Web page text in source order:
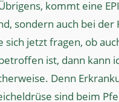
kommt eine
sondern auch bei der
sich jetzt fragen, ob
ist, dann kann
Denn
sind beim